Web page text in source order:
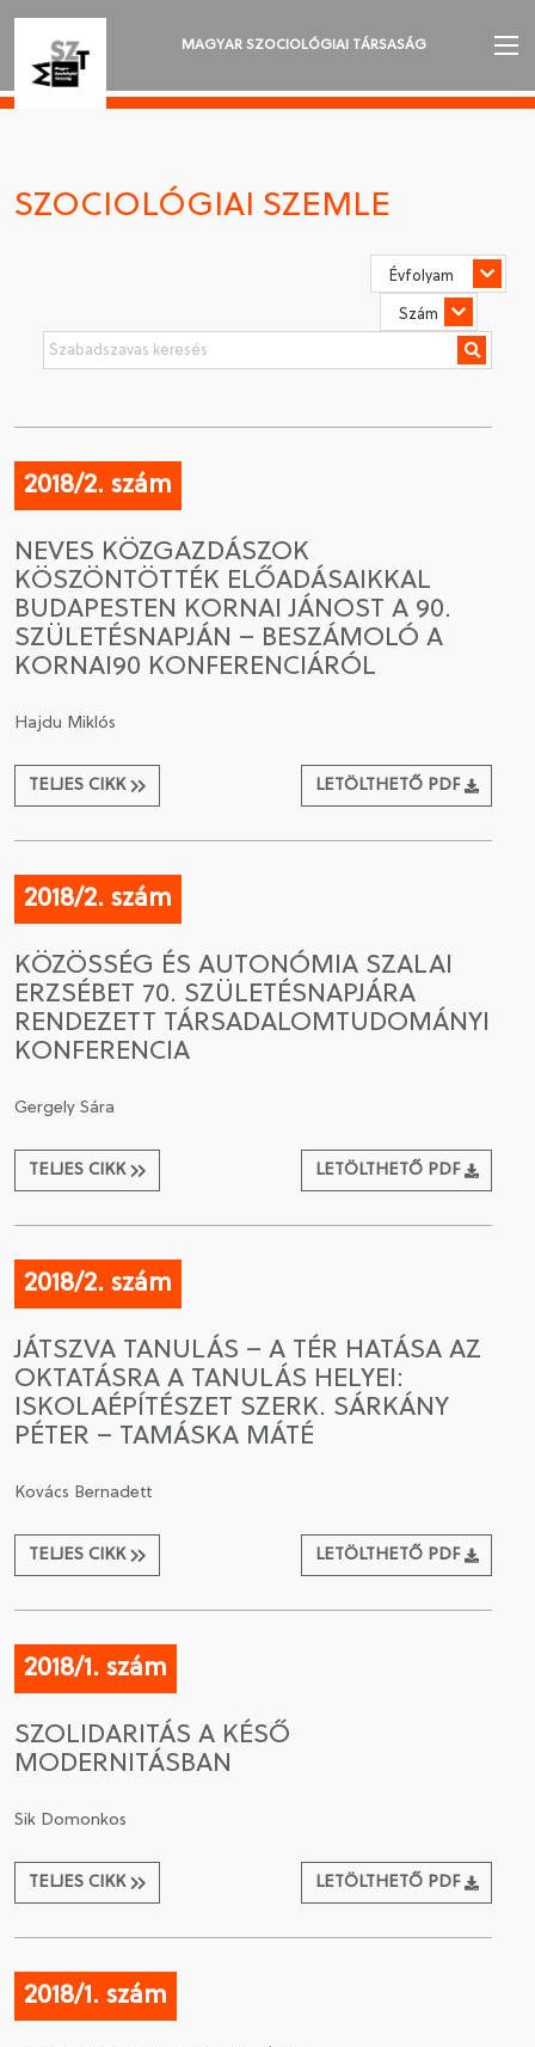
MAGYAR SZOCIOLÓGIAI TÁRSASÁG
SZOCIOLÓGIAI SZEMLE
CSATLAKOZÁS A TÁRSASÁGHOZ / MEGÚJÍTOM A
TAGSÁGOMAT
SZOCIOLÓGIAI SZEMLE
2018/2. szám
NEVES KÖZGAZDÁSZOK
KÖSZÖNTÖTTÉK ELŐADÁSAIKKAL
BUDAPESTEN KORNAI JÁNOST A 90.
SZÜLETÉSNAPJÁN – BESZÁMOLÓ A
KORNAI90 KONFERENCIÁRÓL
Hajdu Miklós
TELJES CIKK LETÖLTHETŐ PDF
2018/2. szám
KÖZÖSSÉG ÉS AUTONÓMIA SZALAI
ERZSÉBET 70. SZÜLETÉSNAPJÁRA
RENDEZETT TÁRSADALOMTUDOMÁNYI
KONFERENCIA
Gergely Sára
TELJES CIKK LETÖLTHETŐ PDF
2018/2. szám
JÁTSZVA TANULÁS – A TÉR HATÁSA AZ
OKTATÁSRA A TANULÁS HELYEI:
ISKOLAÉPÍTÉSZET SZERK. SÁRKÁNY
PÉTER – TAMÁSKA MÁTÉ
Kovács Bernadett
TELJES CIKK LETÖLTHETŐ PDF
2018/1. szám
SZOLIDARITÁS A KÉSŐ
MODERNITÁSBAN
Sik Domonkos
TELJES CIKK LETÖLTHETŐ PDF
2018/1. szám